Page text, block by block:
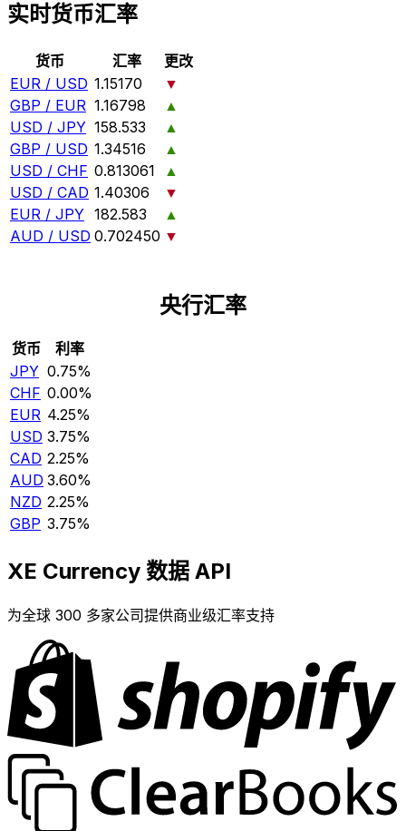
实时货币汇率
货币 汇率
更改
EUR / USD 1.15170
▼
GBP / EUR 1.16798
▲
USD / JPY 158.533
▲
GBP / USD 1.34516
▲
USD / CHF 0.813061
▲
USD / CAD 1.40306
▼
EUR / JPY 182.583
▲
AUD / USD 0.702450 ▼
央行汇率
货币
利率
JPY 0.75%
CHF 0.00%
EUR 4.25%
USD 3.75%
CAD 2.25%
AUD 3.60%
NZD 2.25%
GBP 3.75%
XE Currency 数据 API
为全球 300 多家公司提供商业级汇率支持